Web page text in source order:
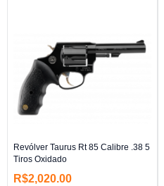
Revólver Taurus Rt 85 Calibre .38 5
Tiros Oxidado
R$2,020.00